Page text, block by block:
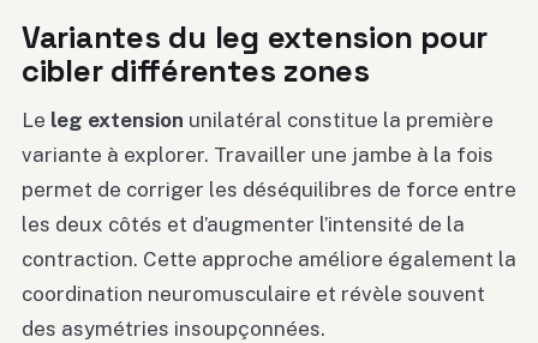
Variantes du leg extension pour
cibler différentes zones
Le leg extension unilatéral constitue la première
variante à explorer. Travailler une jambe à la fois
permet de corriger les déséquilibres de force entre
les deux côtés et d’augmenter l’intensité de la
contraction. Cette approche améliore également la
coordination neuromusculaire et révèle souvent
des asymétries insoupçonnées.